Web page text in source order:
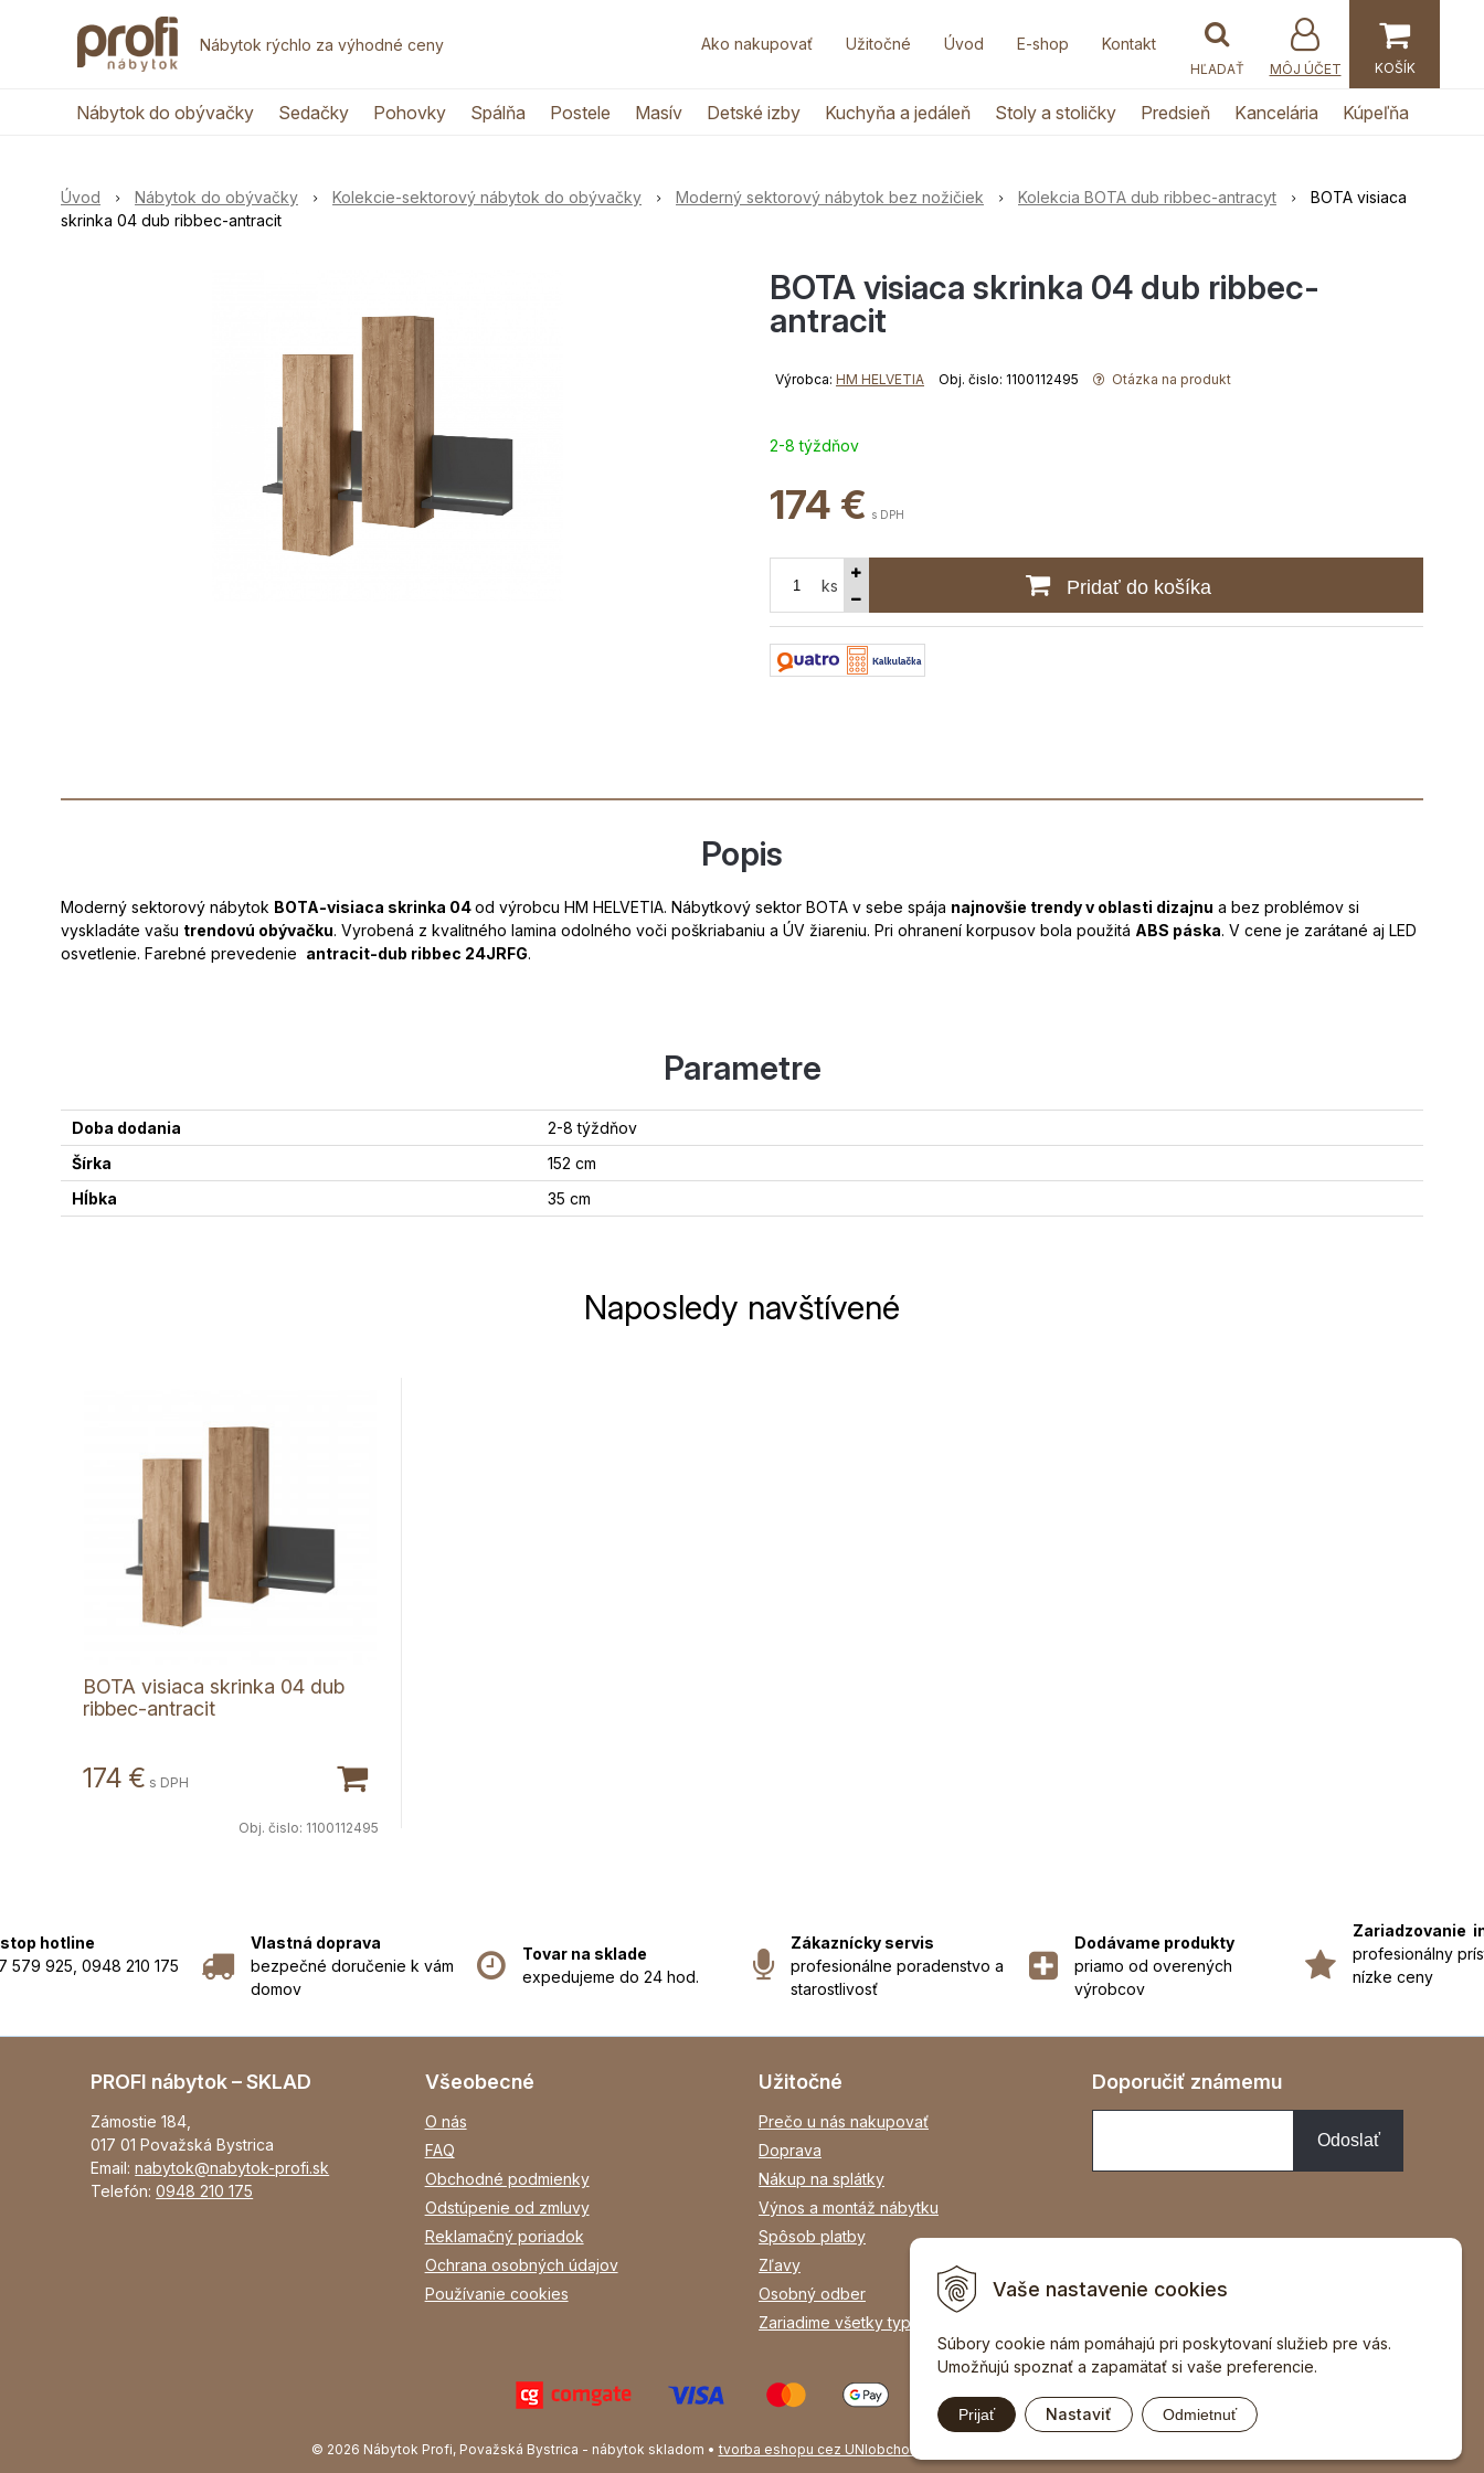
Vaše nastavenie cookies
Súbory cookie nám pomáhajú pri poskytovaní služieb pre vás.
Umožňujú spoznať a zapamätať si vaše preferencie.
Prijať Nastaviť Odmietnuť
Nábytok rýchlo za výhodné ceny Ako nakupovať Užitočné Úvod E-shop Kontakt
MÔJ ÚČET
Nábytok do obývačky Sedačky Pohovky Spálňa Postele Masív Detské izby Kuchyňa a jedáleň Stoly a stoličky Predsieň Kancelária Kúpeľňa
Úvod Nábytok do obývačky Kolekcie-sektorový nábytok do obývačky Moderný sektorový nábytok bez nožičiek Kolekcia BOTA dub ribbec-antracyt
BOTA visiaca
skrinka 04 dub ribbec-antracit
BOTA visiaca skrinka 04 dub ribbec-
antracit
Výrobca: HM HELVETIA Obj. čislo: 1100112495 Otázka na produkt
2-8 týždňov
174 € s DPH
ks Pridať do košíka
Popis
Moderný sektorový nábytok BOTA-visiaca skrinka 04od výrobcu HM HELVETIA. Nábytkový sektor BOTA v sebe spája najnovšie trendy v oblasti dizajnu a bez problémov si
vyskladáte vašu trendovú obývačku. Vyrobená z kvalitného lamina odolného voči poškriabaniu a ÚV žiareniu. Pri ohranení korpusov bola použitá ABS páska. V cene je zarátané aj LED
osvetlenie. Farebné prevedenie antracit-dub ribbec 24JRFG.
Parametre
Doba dodania
2-8 týždňov
Šírka
152 cm
Hĺbka
35 cm
Naposledy navštívené
BOTA visiaca skrinka 04 dub
ribbec-antracit
174 € s DPH
Obj. čislo: 1100112495
hotline
579 925, 0948 210 175
Vlastná doprava
bezpečné doručenie k vám
domov
Tovar na sklade
expedujeme do 24 hod.
Zákaznícky servis
profesionálne poradenstvo a
starostlivosť
Dodávame produkty
priamo od overených
výrobcov
Zariadzovanie
profesionálny
nízke ceny
PROFI nábytok – SKLAD
Zámostie 184,
017 01 Považská Bystrica
Email:nabytok@nabytok-profi.sk
Telefón:0948 210 175
Všeobecné
O nás
FAQ
Obchodné podmienky
Odstúpenie od zmluvy
Reklamačný poriadok
Ochrana osobných údajov
Používanie cookies
Užitočné
Prečo u nás nakupovať
Doprava
Nákup na splátky
Výnos a montáž nábytku
Spôsob platby
Zľavy
Osobný odber
Zariadime všetky typy interiérov
Doporučiť známemu
© 2026 Nábytok Profi, Považská Bystrica - nábytok skladom • tvorba eshopu cez UNIobchod